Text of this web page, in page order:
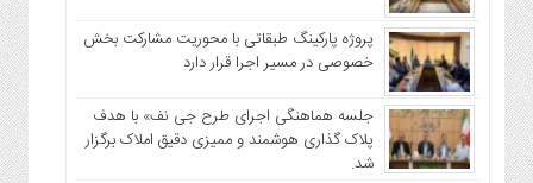
پروژه پارکینگ طبقاتی با محوریت مشارکت بخش
خصوصی در مسیر اجرا قرار دارد
جلسه هماهنگی اجرای طرح جی نف» با هدف
پلاک گذاری هوشمند و ممیزی دقیق املاک برگزار
شد.